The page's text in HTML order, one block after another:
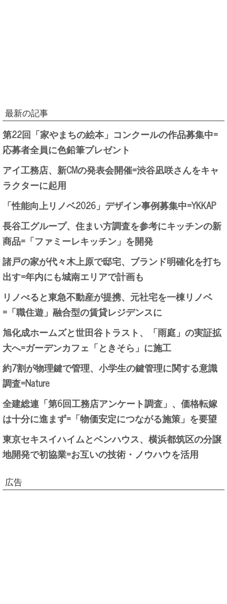
最新の記事
第22回「家やまちの絵本」コンクールの作品募集中=
応募者全員に色鉛筆プレゼント
アイ工務店、新CMの発表会開催=渋谷凪咲さんをキャ
ラクターに起用
「性能向上リノベ2026」デザイン事例募集中=YKKAP
長谷工グループ、住まい方調査を参考にキッチンの新
商品=「ファミーレキッチン」を開発
諸戸の家が代々木上原で邸宅、ブランド明確化を打ち
出す=年内にも城南エリアで計画も
リノべると東急不動産が提携、元社宅を一棟リノベ
=「職住遊」融合型の賃貸レジデンスに
旭化成ホームズと世田谷トラスト、「雨庭」の実証拡
大へ=ガーデンカフェ「ときそら」に施工
約7割が物理鍵で管理、小学生の鍵管理に関する意識
調査=Nature
全建総連「第6回工務店アンケート調査」、価格転嫁
は十分に進まず=「物価安定につながる施策」を要望
東京セキスイハイムとベンハウス、横浜都筑区の分譲
地開発で初協業=お互いの技術・ノウハウを活用
広告